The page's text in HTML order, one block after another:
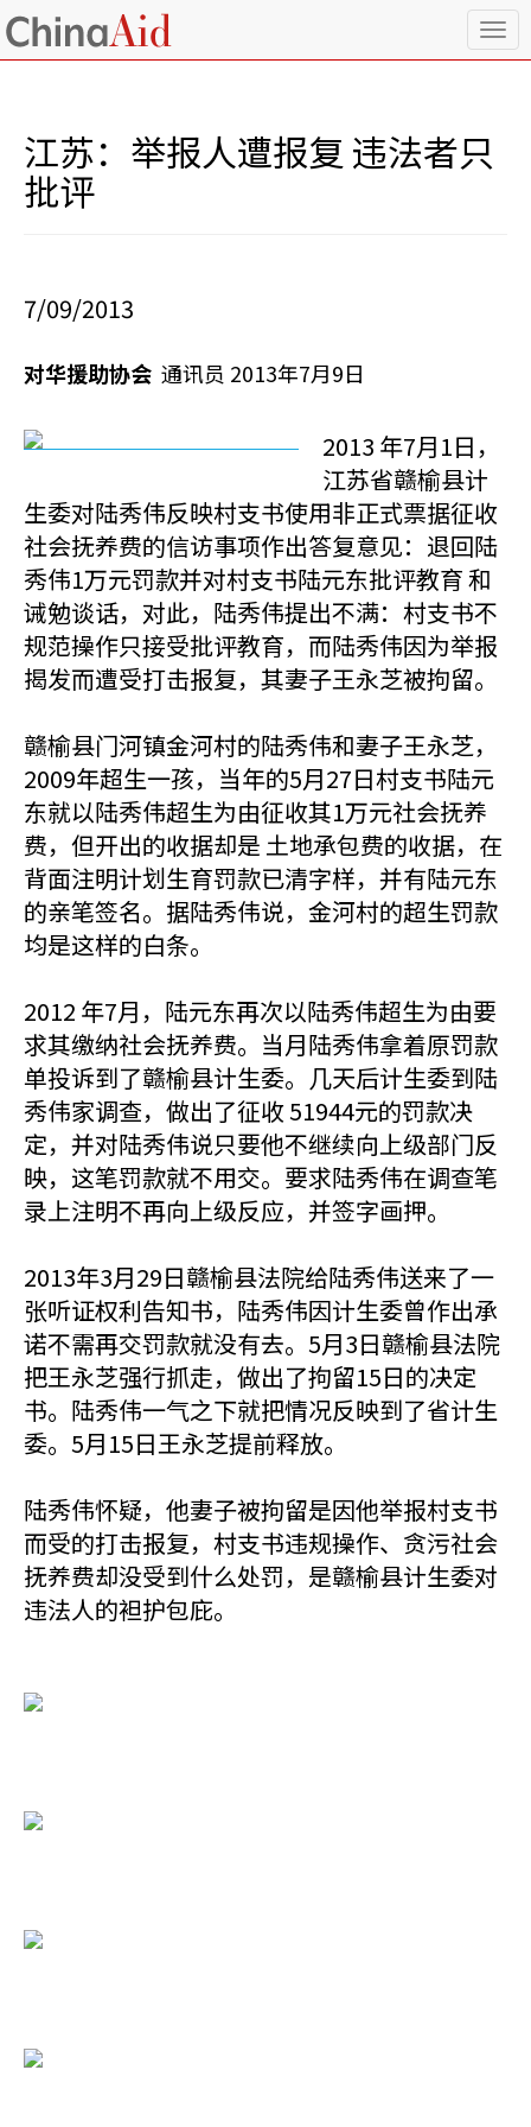
T
o
n
江苏：举报人遭报复 违法者只
批评
7/09/2013
对华援助协会 通讯员 2013年7月9日
2013 年7月1日，
江苏省赣榆县计
生委对陆秀伟反映村支书使用非正式票据征收
社会抚养费的信访事项作出答复意见：退回陆
秀伟1万元罚款并对村支书陆元东批评教育 和
诫勉谈话，对此，陆秀伟提出不满：村支书不
规范操作只接受批评教育，而陆秀伟因为举报
揭发而遭受打击报复，其妻子王永芝被拘留。
赣榆县门河镇金河村的陆秀伟和妻子王永芝，
2009年超生一孩，当年的5月27日村支书陆元
东就以陆秀伟超生为由征收其1万元社会抚养
费，但开出的收据却是 土地承包费的收据，在
背面注明计划生育罚款已清字样，并有陆元东
的亲笔签名。据陆秀伟说，金河村的超生罚款
均是这样的白条。
2012 年7月，陆元东再次以陆秀伟超生为由要
求其缴纳社会抚养费。当月陆秀伟拿着原罚款
单投诉到了赣榆县计生委。几天后计生委到陆
秀伟家调查，做出了征收 51944元的罚款决
定，并对陆秀伟说只要他不继续向上级部门反
映，这笔罚款就不用交。要求陆秀伟在调查笔
录上注明不再向上级反应，并签字画押。
2013年3月29日赣榆县法院给陆秀伟送来了一
张听证权利告知书，陆秀伟因计生委曾作出承
诺不需再交罚款就没有去。5月3日赣榆县法院
把王永芝强行抓走，做出了拘留15日的决定
书。陆秀伟一气之下就把情况反映到了省计生
委。5月15日王永芝提前释放。
陆秀伟怀疑，他妻子被拘留是因他举报村支书
而受的打击报复，村支书违规操作、贪污社会
抚养费却没受到什么处罚，是赣榆县计生委对
违法人的袒护包庇。